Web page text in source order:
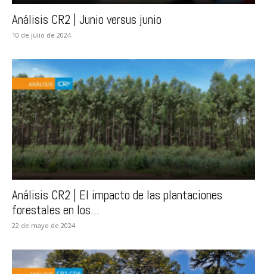
Análisis CR2 | Junio versus junio
10 de julio de 2024
Análisis CR2 | El impacto de las plantaciones
forestales en los...
22 de mayo de 2024